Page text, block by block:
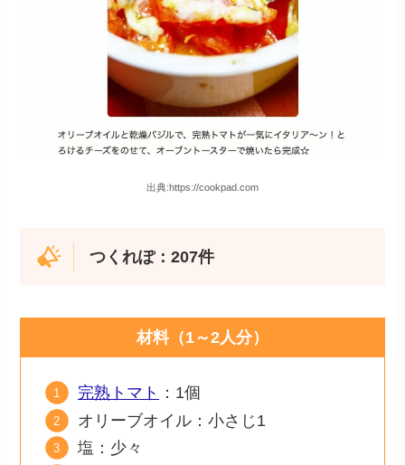
出典:https://cookpad.com
つくれぽ：207件
材料（1～2人分）
完熟トマト ：1個
オリーブオイル：小さじ1
塩：少々